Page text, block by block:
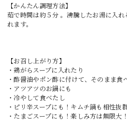
【かんたん調理方法】
茹で時間は約５分 。沸騰したお湯に入
れます。
【お召し上がり方】
・鶏がらスープに入れたり
・酢醤油やポン酢に付けて、そのまま食
・アツアツのお鍋にも
・冷やして食べたし
・ピリ辛スープにも！キムチ鍋も相性抜
・たまごスープにも！楽しみ方は無限大！